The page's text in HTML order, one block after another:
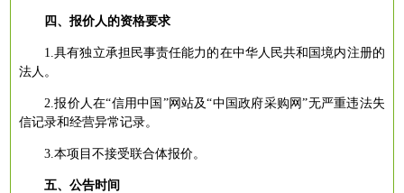
四、报价人的资格要求
1.具有独立承担民事责任能力的在中华人民共和国境内注册的
法人。
2.报价人在“信用中国”网站及“中国政府采购网”无严重违法失
信记录和经营异常记录。
3.本项目不接受联合体报价。
五、公告时间